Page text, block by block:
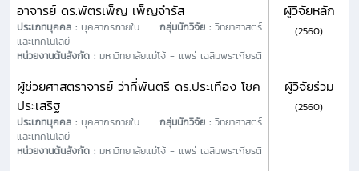
อาจารย์ ดร.พัตรเพ็ญ เพ็ญจำรัส
ประเภทบุคคล : บุคลากรภายใน กลุ่มนักวิจัย : วิทยาศาสตร์
และเทคโนโลยี
หน่วยงานต้นสังกัด : มหาวิทยาลัยแม่โจ้ - แพร่ เฉลิมพระเกียรติ
ผู้วิจัยหลัก
(2560)
ผู้ช่วยศาสตราจารย์ ว่าที่พันตรี ดร.ประเทือง โชค
ประเสริฐ
ประเภทบุคคล : บุคลากรภายใน กลุ่มนักวิจัย : วิทยาศาสตร์
และเทคโนโลยี
หน่วยงานต้นสังกัด : มหาวิทยาลัยแม่โจ้ - แพร่ เฉลิมพระเกียรติ
ผู้วิจัยร่วม
(2560)